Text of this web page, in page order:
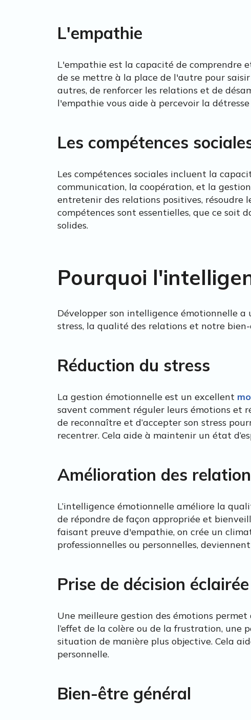
L'empathie
L'empathie est la capacité de comprendre
de se mettre à la place de l'autre pour
autres, de renforcer les relations et de
l'empathie vous aide à percevoir la
Les compétences
Les compétences sociales incluent la
communication, la coopération, et la
entretenir des relations positives, résoudre
compétences sont essentielles, que ce soit
solides.
Pourquoi
Développer son intelligence émotionnelle
stress, la qualité des relations et notre
Réduction du stress
La gestion émotionnelle est un excellent
savent comment réguler leurs émotions et
de reconnaître et d’accepter son stress
recentrer. Cela aide à maintenir un état
Amélioration des
L’intelligence émotionnelle améliore la
de répondre de façon appropriée et
faisant preuve d'empathie, on crée un
professionnelles ou personnelles,
Prise de décision éclairée
Une meilleure gestion des émotions
l’effet de la colère ou de la frustration,
situation de manière plus objective. Cela
personnelle.
Bien-être général